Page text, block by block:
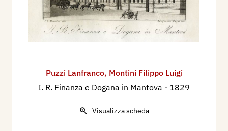
Puzzi Lanfranco, Montini Filippo Luigi
I. R. Finanza e Dogana in Mantova - 1829
Visualizza scheda